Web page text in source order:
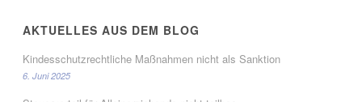
AKTUELLES AUS DEM BLOG
Kindesschutzrechtliche Maßnahmen nicht als Sanktion
6. Juni 2025